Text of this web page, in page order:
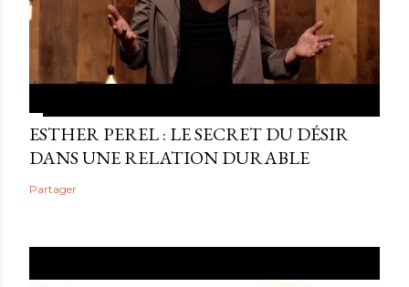
ESTHER PEREL : LE SECRET DU DÉSIR
DANS UNE RELATION DURABLE
Partager